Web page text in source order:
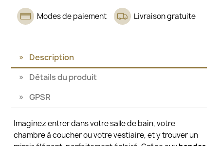
Modes de paiement Livraison gratuite
Description
Détails du produit
GPSR
Imaginez entrer dans votre salle de bain, votre
chambre à coucher ou votre vestiaire, et y trouver un